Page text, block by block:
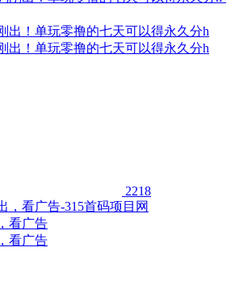
出！单玩零撸的七天可以得永久分h
出！单玩零撸的七天可以得永久分h
2218
看广告
看广告